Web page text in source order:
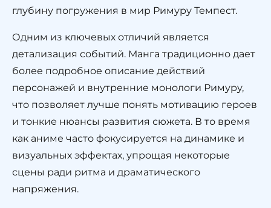
глубину погружения в мир Римуру Темпест.
Одним из ключевых отличий является
детализация событий. Манга традиционно дает
более подробное описание действий
персонажей и внутренние монологи Римуру,
что позволяет лучше понять мотивацию героев
и тонкие нюансы развития сюжета. В то время
как аниме часто фокусируется на динамике и
визуальных эффектах, упрощая некоторые
сцены ради ритма и драматического
напряжения.